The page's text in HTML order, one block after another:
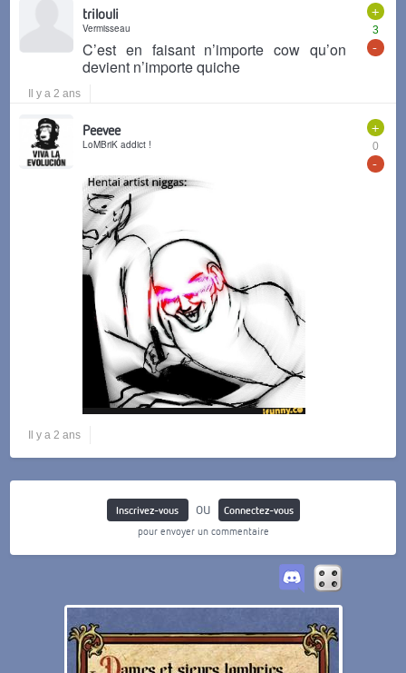
+
3
-
trilouli
Vermisseau
C’est en faisant n’importe cow qu’on
devient n’importe quiche
Il y a 2 ans
+
0
-
Peevee
LoMBriK addict !
Il y a 2 ans
Inscrivez-vous ou
Connectez-vous
pour envoyer un commentaire